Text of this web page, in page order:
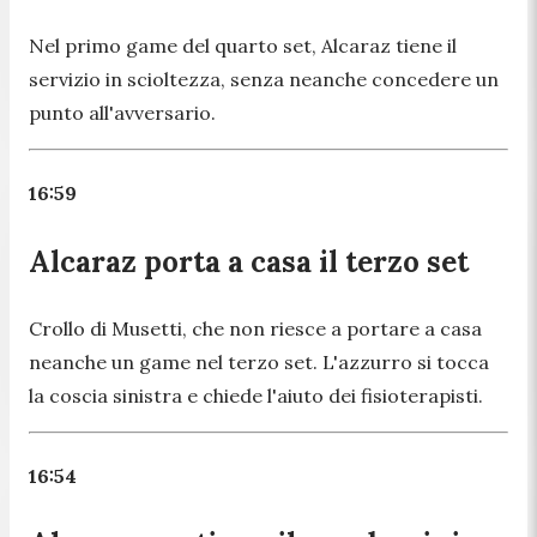
Nel primo game del quarto set, Alcaraz tiene il
servizio in scioltezza, senza neanche concedere un
punto all'avversario.
16:59
Alcaraz porta a casa il terzo set
Crollo di Musetti, che non riesce a portare a casa
neanche un game nel terzo set. L'azzurro si tocca
la coscia sinistra e chiede l'aiuto dei fisioterapisti.
16:54